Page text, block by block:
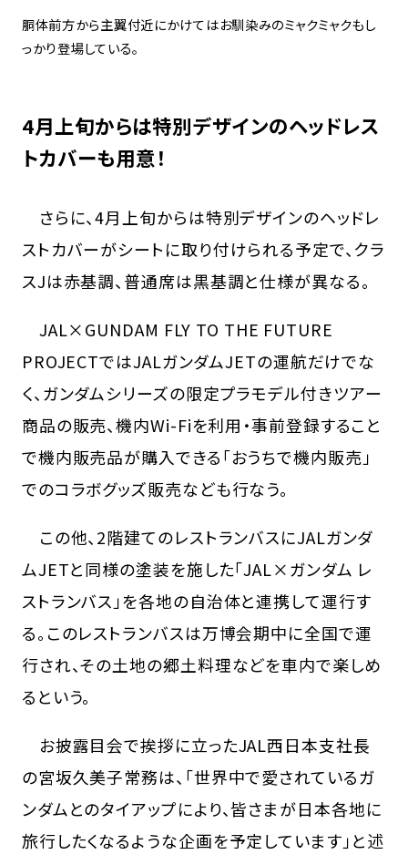
胴体前方から主翼付近にかけてはお馴染みのミャクミャクもし
っかり登場している。
4月上旬からは特別デザインのヘッドレス
トカバーも用意！
さらに、4月上旬からは特別デザインのヘッドレ
ストカバーがシートに取り付けられる予定で、クラ
スJは赤基調、普通席は黒基調と仕様が異なる。
JAL×GUNDAM FLY TO THE FUTURE
PROJECTではJALガンダムJETの運航だけでな
く、ガンダムシリーズの限定プラモデル付きツアー
商品の販売、機内Wi-Fiを利用・事前登録すること
で機内販売品が購入できる「おうちで機内販売」
でのコラボグッズ販売なども行なう。
この他、2階建てのレストランバスにJALガンダ
ムJETと同様の塗装を施した「JAL×ガンダム レ
ストランバス」を各地の自治体と連携して運行す
る。このレストランバスは万博会期中に全国で運
行され、その土地の郷土料理などを車内で楽しめ
るという。
お披露目会で挨拶に立ったJAL西日本支社長
の宮坂久美子常務は、「世界中で愛されているガ
ンダムとのタイアップにより、皆さまが日本各地に
旅行したくなるような企画を予定しています」と述